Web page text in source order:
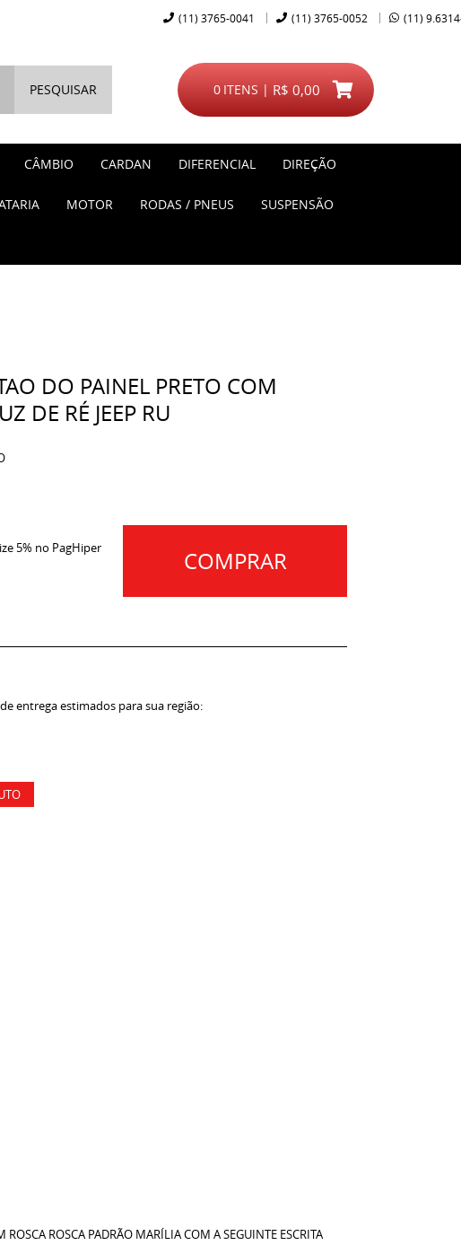
(11) 3765-0041 (11) 3765-0052 (11)
PESQUISAR ITENS
0 R$ 0,00
CÂMBIO CARDAN DIFERENCIAL DIREÇÃO
MOTOR RODAS / PNEUS SUSPENSÃO
DO PAINEL PRETO COM
DE RÉ JEEP RU
5% no PagHiper
COMPRAR
entrega estimados para sua região:
ROSCA PADRÃO MARÍLIA COM A SEGUINTE ESCRITA